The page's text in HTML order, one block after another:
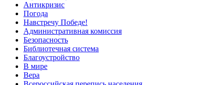
Антикризис
Погода
Навстречу Победе!
Административная комиссия
Безопасность
Библиотечная система
Благоустройство
В мире
Вера